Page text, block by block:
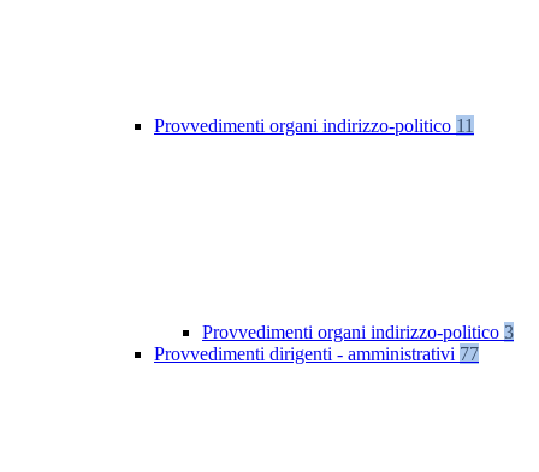
Provvedimenti organi indirizzo-politico 11
Provvedimenti organi indirizzo-politico 3
Provvedimenti dirigenti - amministrativi 77